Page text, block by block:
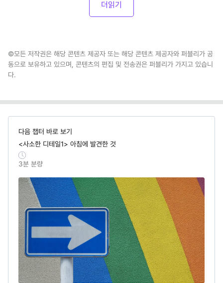
더읽기
©모든 저작권은 해당 콘텐츠 제공자 또는 해당 콘텐츠 제공자와 퍼블리가 공
동으로 보유하고 있으며, 콘텐츠의 편집 및 전송권은 퍼블리가 가지고 있습니
다.
다음 챕터 바로 보기
<사소한 디테일1> 아침에 발견한 것
3분 분량